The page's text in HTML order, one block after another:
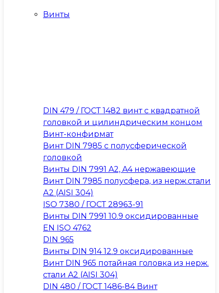
Винты
DIN 479 / ГОСТ 1482 винт с квадратной
головкой и цилиндрическим концом
Винт-конфирмат
Винт DIN 7985 с полусферической
головкой
Винты DIN 7991 A2, A4 нержавеющие
Винт DIN 7985 полусфера, из нерж.стали
А2 (AISI 304)
ISO 7380 / ГОСТ 28963-91
Винты DIN 7991 10.9 оксидированные
EN ISO 4762
DIN 965
Винты DIN 914 12.9 оксидированные
Винт DIN 965 потайная головка из нерж.
стали A2 (AISI 304)
DIN 480 / ГОСТ 1486-84 Винт